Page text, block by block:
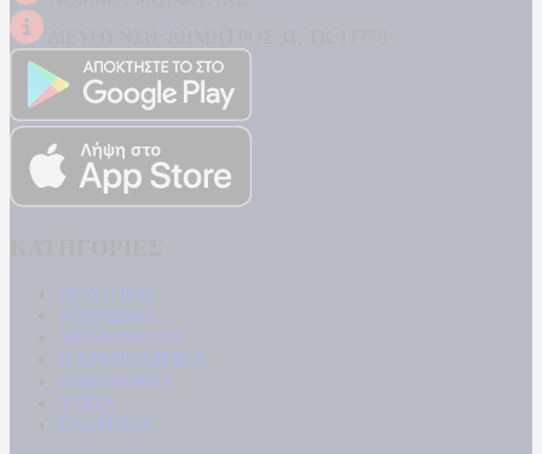
ΠΟΛΙΤΙΚΗ
ΚΟΙΝΩΝΙΑ
ΜΠΟΥΡΛΟΤΟ
ΠΑΡΑΠΟΛΙΤΙΚΑ
ΟΙΚΟΝΟΜΙΑ
ΥΓΕΙΑ
ΕΝΕΡΓΕΙΑ